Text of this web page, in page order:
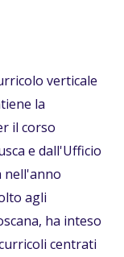
verticale
la
il corso
e dall'Ufficio
nell'anno
agli
ha inteso
centrati